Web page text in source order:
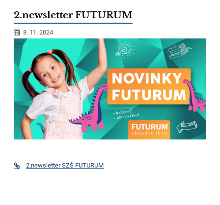
2.newsletter FUTURUM
8. 11. 2024
2.newsletter SZŠ FUTURUM